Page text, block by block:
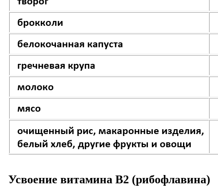
Усвоение витамина В2 (рибофлавина)